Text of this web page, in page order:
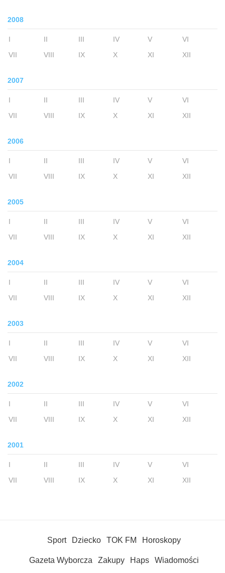
2008
I II III IV V
VI
VII
VIII IX X XI XII
2007
I II III IV V
VI
VII
VIII IX X XI XII
2006
I II III IV V
VI
VII
VIII IX X XI XII
2005
I II III IV V
VI
VII
VIII IX X XI XII
2004
I II III IV V
VI
VII
VIII IX X XI XII
2003
I II III IV V
VI
VII
VIII IX X XI XII
2002
I II III IV V
VI
VII
VIII IX X XI XII
2001
I II III IV V
VI
VII
VIII IX X XI XII
Sport Dziecko TOK FM Horoskopy
Gazeta Wyborcza Zakupy Haps Wiadomości